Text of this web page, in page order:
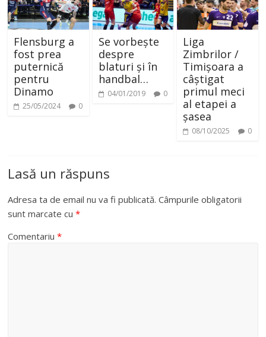
o
Flensburg a
fost prea
puternică
pentru
Dinamo
25/05/2024 0
Se vorbește
despre
blaturi și în
handbal…
04/01/2019 0
Liga
Zimbrilor /
Timișoara a
câștigat
primul meci
al etapei a
șasea
08/10/2025 0
Lasă un răspuns
Adresa ta de email nu va fi publicată. Câmpurile obligatorii
sunt marcate cu*
Comentariu*